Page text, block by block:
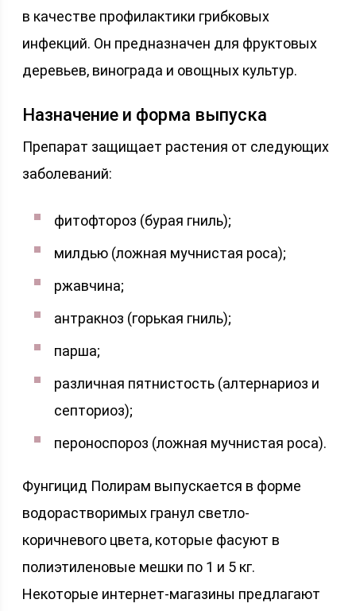
в качестве профилактики грибковых
инфекций. Он предназначен для фруктовых
деревьев, винограда и овощных культур.
Назначение и форма выпуска
Препарат защищает растения от следующих
заболеваний:
фитофтороз (бурая гниль);
милдью (ложная мучнистая роса);
ржавчина;
антракноз (горькая гниль);
парша;
различная пятнистость (алтернариоз и
септориоз);
пероноспороз (ложная мучнистая роса).
Фунгицид Полирам выпускается в форме
водорастворимых гранул светло-
коричневого цвета, которые фасуют в
полиэтиленовые мешки по 1 и 5 кг.
Некоторые интернет-магазины предлагают